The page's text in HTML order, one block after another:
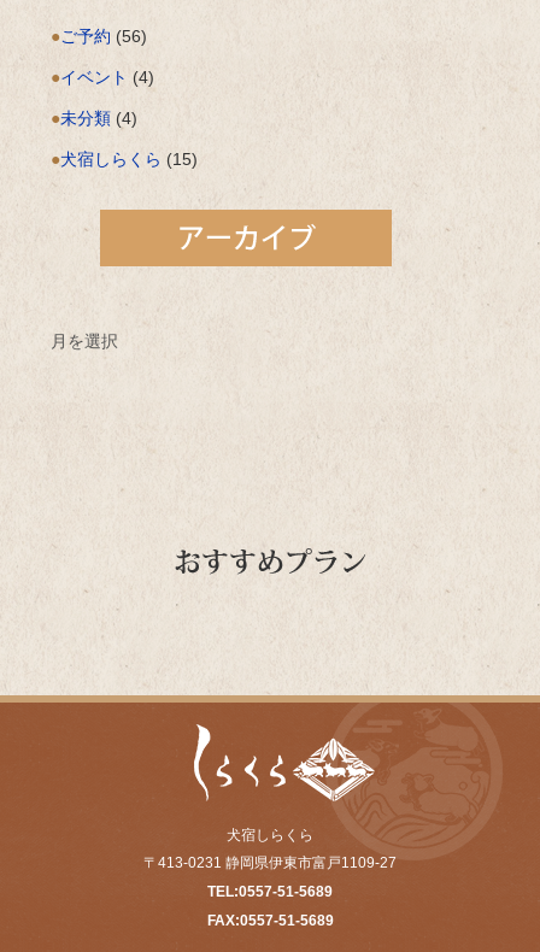
ご予約 (56)
イベント (4)
未分類 (4)
犬宿しらくら (15)
月を選択
犬宿しらくら
〒413-0231 静岡県伊東市富戸1109-27
TEL:0557-51-5689
FAX:0557-51-5689